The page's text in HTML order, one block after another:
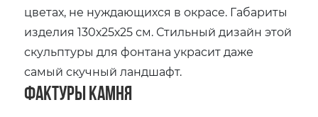
цветах, не нуждающихся в окрасе. Габариты
изделия 130х25х25 см. Стильный дизайн этой
скульптуры для фонтана украсит даже
самый скучный ландшафт.
Фактуры камня